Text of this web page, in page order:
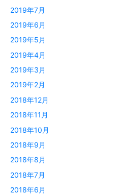
2019年7月
2019年6月
2019年5月
2019年4月
2019年3月
2019年2月
2018年12月
2018年11月
2018年10月
2018年9月
2018年8月
2018年7月
2018年6月